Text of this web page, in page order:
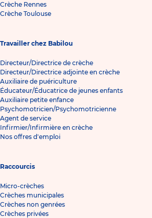
Crèche Rennes
Crèche Toulouse
Travailler chez Babilou
Directeur/Directrice de crèche
Directeur/Directrice adjointe en crèche
Auxiliaire de puériculture
Éducateur/Éducatrice de jeunes enfants
Auxiliaire petite enfance
Psychomotricien/Psychomotricienne
Agent de service
Infirmier/Infirmière en crèche
Nos offres d'emploi
Raccourcis
Micro-crèches
Crèches municipales
Crèches non genrées
Crèches privées